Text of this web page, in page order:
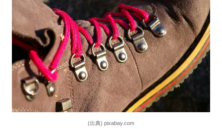
(出典) pixabay.com